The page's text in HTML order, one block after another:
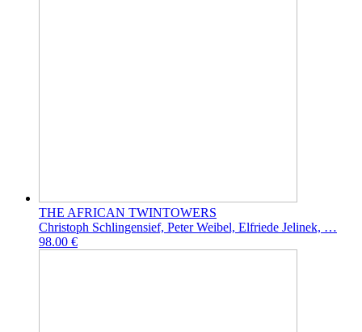
THE AFRICAN TWINTOWERS
Christoph Schlingensief, Peter Weibel, Elfriede Jelinek, …
98.00 €